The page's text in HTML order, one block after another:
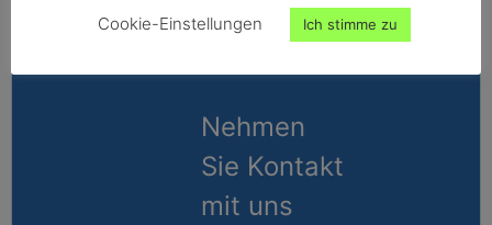
weiter!“
Nehmen
Sie Kontakt
mit uns
Cookie-Einstellungen
Ich stimme zu